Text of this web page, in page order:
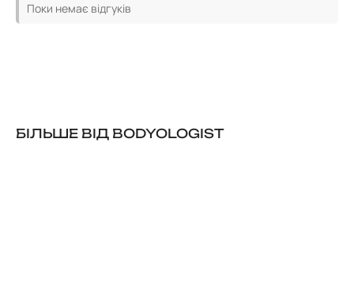
Поки немає відгуків
БІЛЬШЕ ВІД BODYOLOGIST